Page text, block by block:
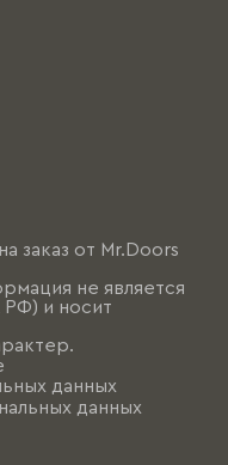
заказ от Mr.Doors
не является
РФ) и носит
данных
данных